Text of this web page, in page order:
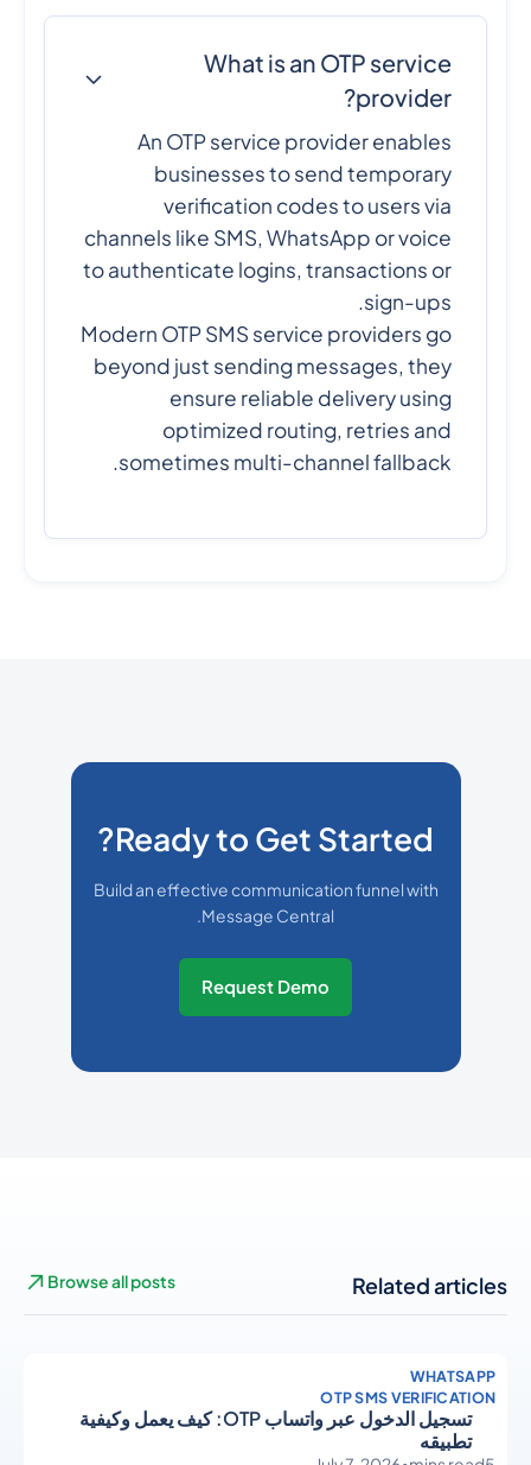
What is an OTP service
provider?
An OTP service provider enables
businesses to send temporary
verification codes to users via
channels like SMS, WhatsApp or voice
to authenticate logins, transactions or
sign-ups.
Modern OTP SMS service providers go
beyond just sending messages, they
ensure reliable delivery using
optimized routing, retries and
sometimes multi-channel fallback.
Ready to Get Started?
Build an effective communication funnel with
Message Central.
Request Demo
Related articles
Browse all posts
WHATSAPP
OTP SMS VERIFICATION
تسجيل الدخول عبر واتساب OTP: كيف يعمل وكيفية
تطبيقه